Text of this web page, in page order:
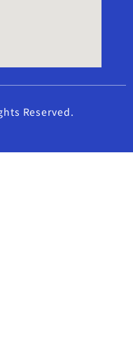
Reserved.